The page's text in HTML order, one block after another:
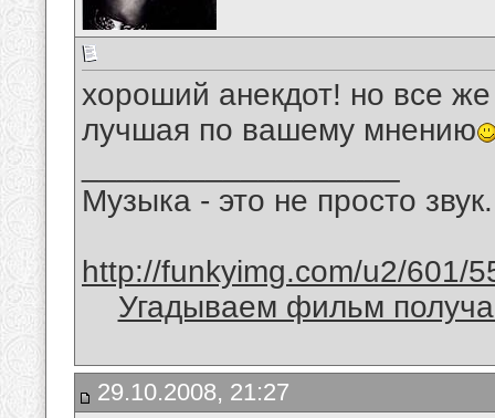
хороший анекдот! но все
лучшая по вашему мнению
Музыка - это не просто
http://funkyimg.com/u2/601/
Угадываем фильм
29.10.2008, 21:27